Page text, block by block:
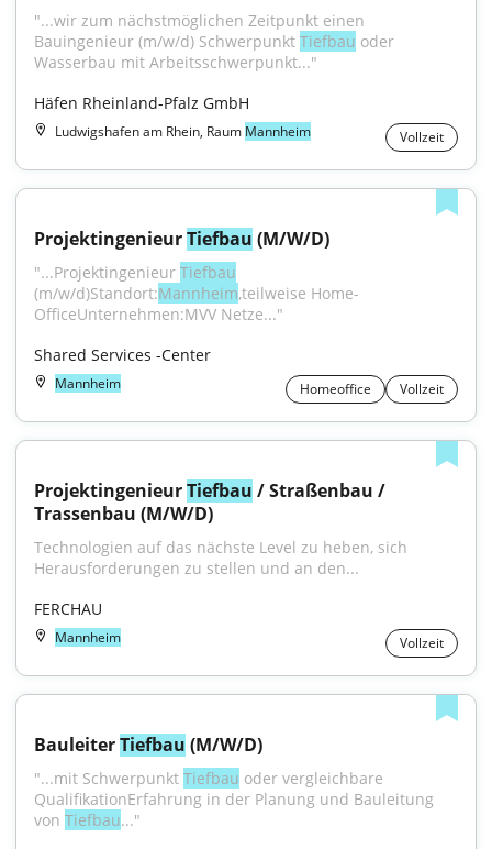
"...wir zum nächstmöglichen Zeitpunkt einen
Bauingenieur (m/w/d) Schwerpunkt Tiefbau oder
Wasserbau mit Arbeitsschwerpunkt..."
Häfen Rheinland-Pfalz GmbH
Ludwigshafen am Rhein, Raum Mannheim Vollzeit
Projektingenieur Tiefbau (M/W/D)
"...Projektingenieur Tiefbau
(m/w/d)Standort:Mannheim,teilweise Home-
OfficeUnternehmen:MVV Netze..."
Shared Services -Center
Mannheim Homeoffice Vollzeit
Projektingenieur Tiefbau / Straßenbau /
Trassenbau (M/W/D)
Technologien auf das nächste Level zu heben, sich
Herausforderungen zu stellen und an den...
FERCHAU
Mannheim Vollzeit
Bauleiter Tiefbau (M/W/D)
"...mit Schwerpunkt Tiefbau oder vergleichbare
QualifikationErfahrung in der Planung und Bauleitung
von Tiefbau..."